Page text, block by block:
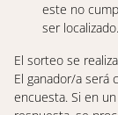
este no
ser localizado.
El sorteo se
El ganador/a será
encuesta. Si en